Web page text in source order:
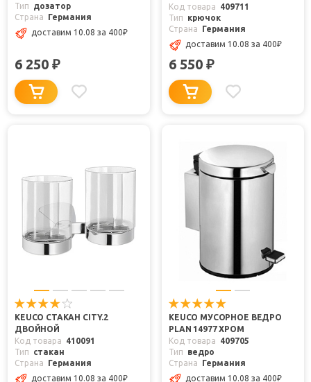
Тип
дозатор
Страна
Германия
доставим 10.08 за 400₽
6 250 ₽
Код товара
409711
Тип
крючок
Страна
Германия
доставим 10.08 за 400₽
6 550 ₽
KEUCO СТАКАН CITY.2
ДВОЙНОЙ
Код товара
410091
Тип
стакан
Страна
Германия
доставим 10.08 за 400₽
KEUCO МУСОРНОЕ ВЕДРО
PLAN 14977 ХРОМ
Код товара
409705
Тип
ведро
Страна
Германия
доставим 10.08 за 400₽